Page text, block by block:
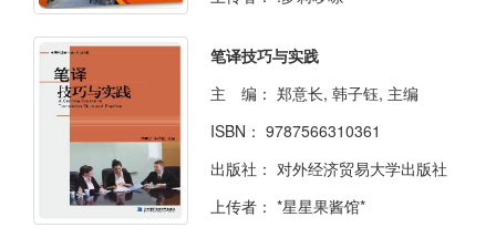
笔译技巧与实践
主 编： 郑意长, 韩子钰, 主编
ISBN： 9787566310361
出版社： 对外经济贸易大学出版社
上传者： *星星果酱馆*